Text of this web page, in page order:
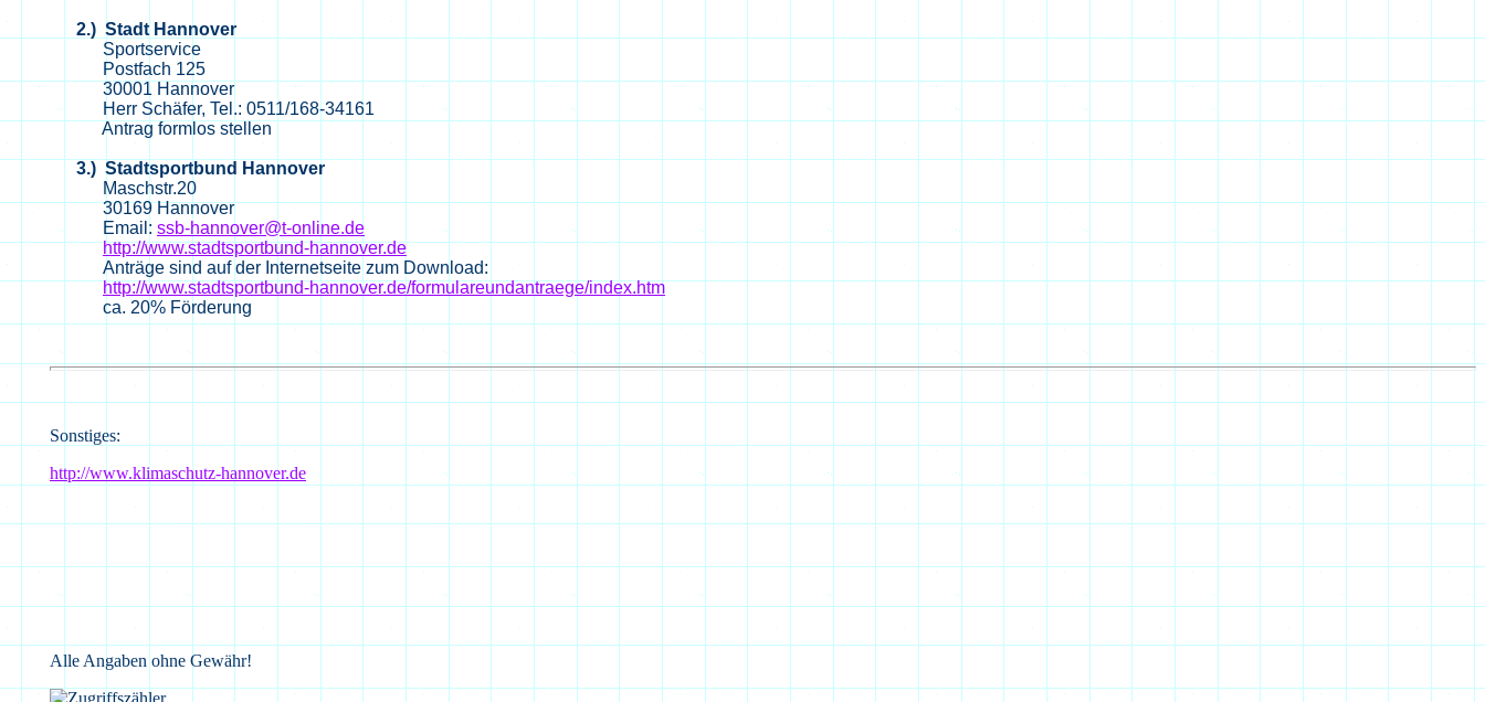
2.) Stadt Hannover
Sportservice
Postfach 125
30001 Hannover
Herr Schäfer, Tel.: 0511/168-34161
Antrag formlos stellen
3.) Stadtsportbund Hannover
Maschstr.20
30169Hannover
Email: ssb-hannover@t-online.de
http://www.stadtsportbund-hannover.de
Anträge sind auf der Internetseite zum Download:
http://www.stadtsportbund-hannover.de/formulareundantraege/index.htm
ca. 20% Förderung
Sonstiges:
http://www.klimaschutz-hannover.de
Alle Angaben ohne Gewähr!